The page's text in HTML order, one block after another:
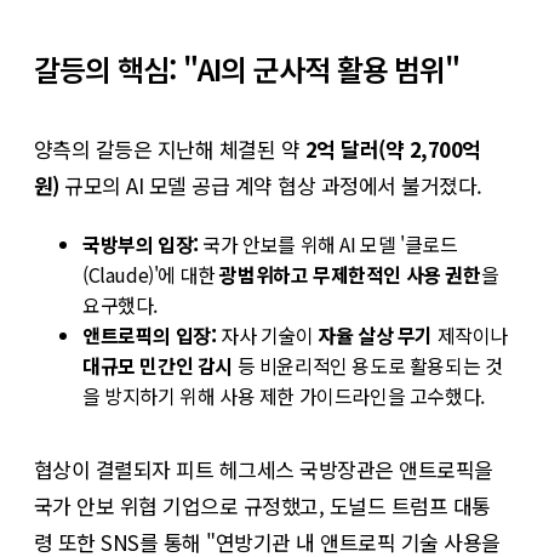
갈등의 핵심: "AI의 군사적 활용 범위"
양측의 갈등은 지난해 체결된 약 2억 달러(약 2,700억
원) 규모의 AI 모델 공급 계약 협상 과정에서 불거졌다.
국방부의 입장: 국가 안보를 위해 AI 모델 '클로드
(Claude)'에 대한광범위하고 무제한적인 사용 권한을
요구했다.
앤트로픽의 입장: 자사 기술이 자율 살상 무기 제작이나
대규모 민간인 감시 등 비윤리적인 용도로 활용되는 것
을 방지하기 위해 사용 제한 가이드라인을 고수했다.
협상이 결렬되자 피트 헤그세스 국방장관은 앤트로픽을
국가 안보 위협 기업으로 규정했고, 도널드 트럼프 대통
령 또한 SNS를 통해 "연방기관 내 앤트로픽 기술 사용을